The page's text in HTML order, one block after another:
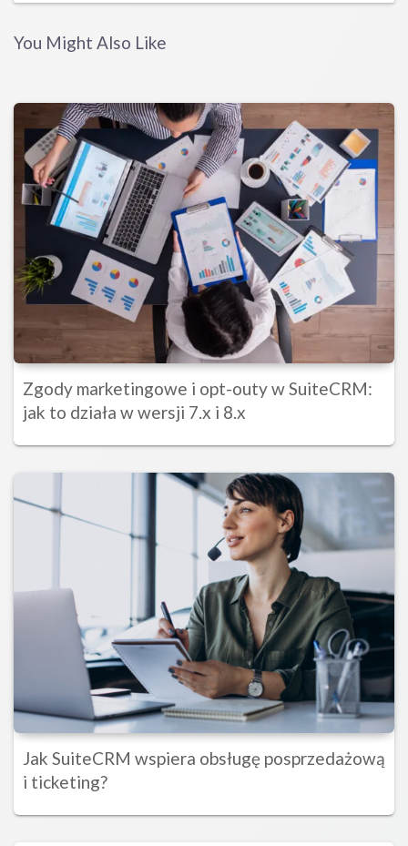
You Might Also Like
Zgody marketingowe i opt-outy w SuiteCRM:
jak to działa w wersji 7.x i 8.x
Jak SuiteCRM wspiera obsługę posprzedażową
i ticketing?